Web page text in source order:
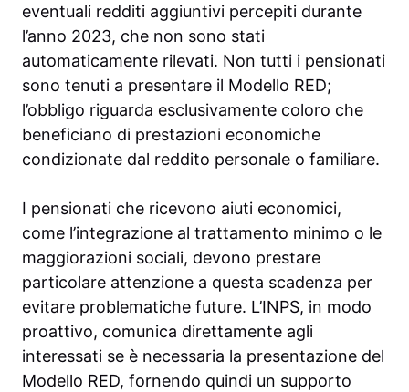
eventuali redditi aggiuntivi percepiti durante
l’anno 2023, che non sono stati
automaticamente rilevati. Non tutti i pensionati
sono tenuti a presentare il Modello RED;
l’obbligo riguarda esclusivamente coloro che
beneficiano di prestazioni economiche
condizionate dal reddito personale o familiare.
I pensionati che ricevono aiuti economici,
come l’integrazione al trattamento minimo o le
maggiorazioni sociali, devono prestare
particolare attenzione a questa scadenza per
evitare problematiche future. L’INPS, in modo
proattivo, comunica direttamente agli
interessati se è necessaria la presentazione del
Modello RED, fornendo quindi un supporto